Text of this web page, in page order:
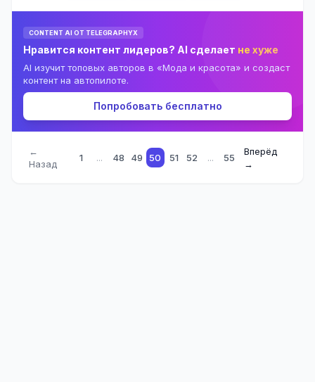
CONTENT AI ОТ TELEGRAPHYX
Нравится контент лидеров? AI сделает не хуже
AI изучит топовых авторов в «Мода и красота» и создаст
контент на автопилоте.
Попробовать бесплатно
←
Назад
1 ... 48 49 50 51 52 ... 55
Вперёд
→